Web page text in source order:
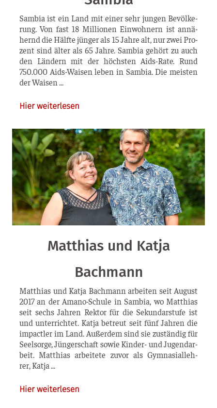
Sam­bia ist ein Land mit einer sehr jun­gen Bevöl­ke­
rung. Von fast 18 Mil­lio­nen Ein­woh­nern ist annä­
hernd die Hälf­te jün­ger als 15 Jah­re alt, nur zwei Pro­
zent sind älter als 65 Jah­re. Sam­bia gehört zu auch
den Län­dern mit der höchs­ten Aids-Rate. Rund
750.000 Aids-Wai­­sen leben in Sam­bia. Die meis­ten
der Waisen
Hier weiterlesen
Matthias und Katja
Bachmann
Mat­thi­as und Kat­ja Bach­mann arbei­ten seit August
2017 an der Ama­­no-Schu­­le in Sam­bia, wo Mat­thi­as
seit sechs Jah­ren Rek­tor für die Sekun­dar­stu­fe ist
und unter­rich­tet. Kat­ja betreut seit fünf Jah­ren die
impact­ler im Land. Außer­dem sind sie zustän­dig für
Seel­sor­ge, Jün­ger­schaft sowie Kin­­der- und Jugend­ar­
beit. Mat­thi­as arbei­te­te zuvor als Gym­na­si­al­leh­
rer, Katja
Hier weiterlesen